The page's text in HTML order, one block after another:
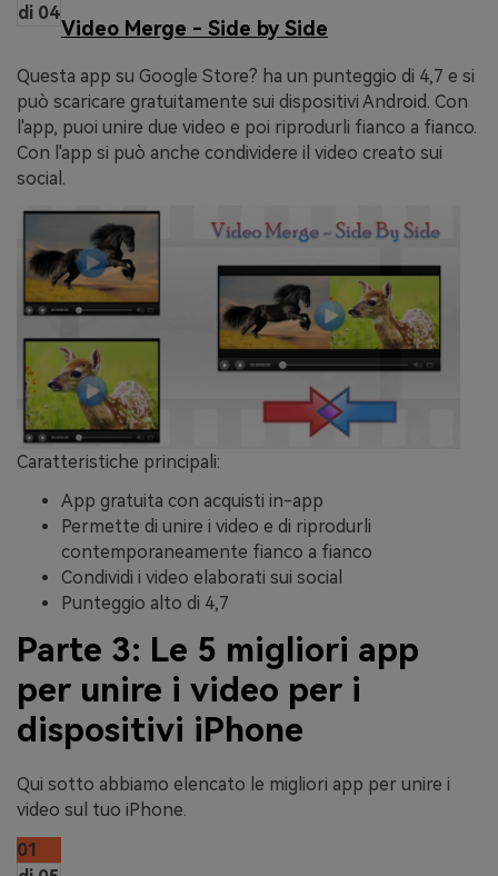
di 04
Video Merge - Side by Side
Questa app su Google Store? ha un punteggio di 4,7 e si
può scaricare gratuitamente sui dispositivi Android. Con
l'app, puoi unire due video e poi riprodurli fianco a fianco.
Con l'app si può anche condividere il video creato sui
social.
Caratteristiche principali:
App gratuita con acquisti in-app
Permette di unire i video e di riprodurli
contemporaneamente fianco a fianco
Condividi i video elaborati sui social
Punteggio alto di 4,7
Parte 3: Le 5 migliori app
per unire i video per i
dispositivi iPhone
Qui sotto abbiamo elencato le migliori app per unire i
video sul tuo iPhone.
01